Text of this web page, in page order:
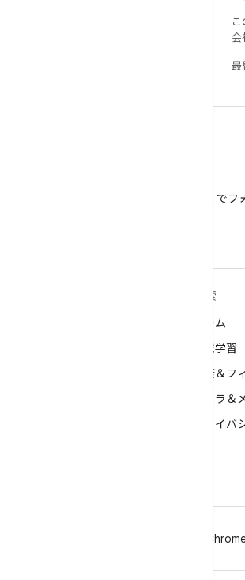
会
最
@AndroidDev を X でフ
探索
ゲーム
機械学習
健康＆フ
カメラ＆
プライバ